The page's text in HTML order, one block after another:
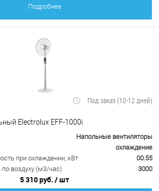
Подробнее
Под заказ (10-12 дней)
Electrolux EFF-1000i
Напольные вентиляторы
охлаждение
при охлаждении, кВт
00.55
по воздуху (м3/час)
3000
5 310 руб. / шт